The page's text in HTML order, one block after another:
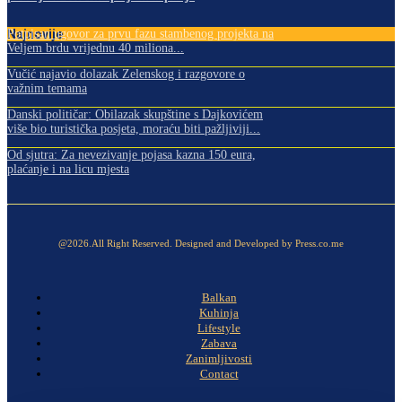
Najnovije
Potpisan ugovor za prvu fazu stambenog projekta na
Veljem brdu vrijednu 40 miliona...
Vučić najavio dolazak Zelenskog i razgovore o
važnim temama
Danski političar: Obilazak skupštine s Dajkovićem
više bio turistička posjeta, moraću biti pažljiviji...
Od sjutra: Za nevezivanje pojasa kazna 150 eura,
plaćanje i na licu mjesta
@2026.All Right Reserved. Designed and Developed by Press.co.me
Balkan
Kuhinja
Lifestyle
Zabava
Zanimljivosti
Contact